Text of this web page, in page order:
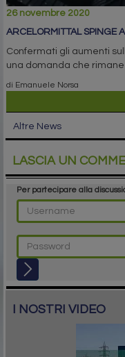
26 novembre 2020
ARCELORMITTAL SPINGE
Confermati gli aumenti
una domanda che
di Emanuele Norsa
Altre News
LASCIA UN
Per partecipare alla
I NOSTRI VIDEO